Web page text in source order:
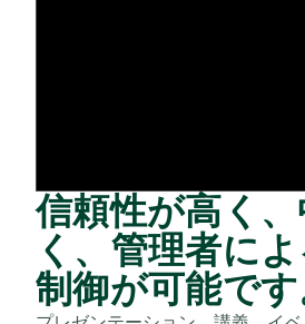
信頼性が高く
く、管理者に
制御が可能です